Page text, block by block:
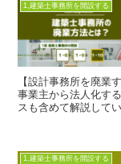
1,建築士事務所を開設する
【設計事務所を廃業
事業主から法人化す
スも含めて解説してい
1,建築士事務所を開設する